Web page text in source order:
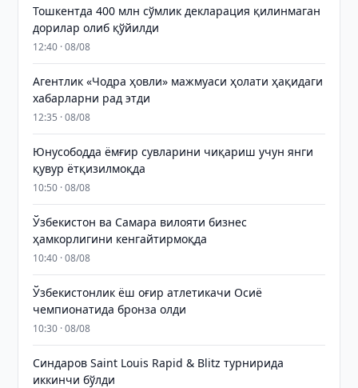
Тошкентда 400 млн сўмлик декларация қилинмаган
дорилар олиб қўйилди
12:40 · 08/08
Агентлик «Чодра ҳовли» мажмуаси ҳолати ҳақидаги
хабарларни рад этди
12:35 · 08/08
Юнусободда ёмғир сувларини чиқариш учун янги
қувур ётқизилмоқда
10:50 · 08/08
Ўзбекистон ва Самара вилояти бизнес
ҳамкорлигини кенгайтирмоқда
10:40 · 08/08
Ўзбекистонлик ёш оғир атлетикачи Осиё
чемпионатида бронза олди
10:30 · 08/08
Синдаров Saint Louis Rapid & Blitz турнирида
иккинчи бўлди